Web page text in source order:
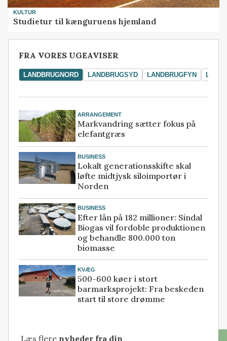
KULTUR
Studietur til kænguruens hjemland
FRA VORES UGEAVISER
LANDBRUGNORD LANDBRUGSYD LANDBRUGFYN
ARRANGEMENT
Markvandring sætter fokus på
elefantgræs
BUSINESS
Lokalt generationsskifte skal
løfte midtjysk siloimportør i
Norden
BUSINESS
Efter lån på 182 millioner: Sindal
Biogas vil fordoble produktionen
og behandle 800.000 ton
biomasse
KVÆG
500-600 køer i stort
barmarksprojekt: Fra beskeden
start til store drømme